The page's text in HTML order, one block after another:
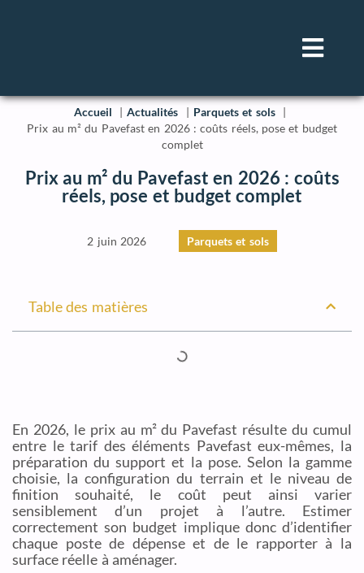
Accueil Actualités
Parquets et sols
Prix au m² du Pavefast en 2026 : coûts réels, pose et budget
complet
Prix au m² du Pavefast en 2026 : coûts
réels, pose et budget complet
2 juin 2026 Parquets et sols
Table des matières
En 2026, le prix au m² du Pavefast résulte du cumul
entre le tarif des éléments Pavefast eux-mêmes, la
préparation du support et la pose. Selon la gamme
choisie, la configuration du terrain et le niveau de
finition souhaité, le coût peut ainsi varier
sensiblement d’un projet à l’autre. Estimer
correctement son budget implique donc d’identifier
chaque poste de dépense et de le rapporter à la
surface réelle à aménager.